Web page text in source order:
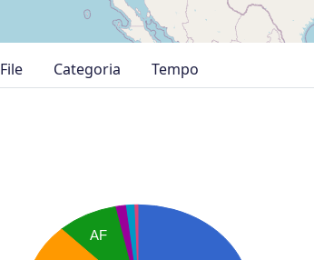
File Categoria
Tempo
AF